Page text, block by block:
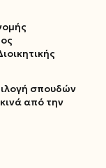
σπουδών
από την